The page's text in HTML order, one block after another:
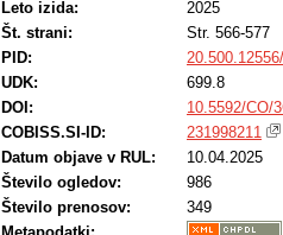
Leto izida:
2025
Št. strani:
Str. 566-577
PID:
UDK:
699.8
DOI:
10.5592/CO/
COBISS.SI-ID:
231998211
Datum objave v RUL:
10.04.2025
Število ogledov:
986
Število prenosov:
349